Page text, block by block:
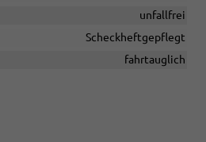
unfallfrei
Scheckheftgepflegt
fahrtauglich